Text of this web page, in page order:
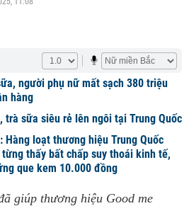
người phụ nữ mất sạch 380 triệu
hàng
sữa siêu rẻ lên ngôi tại Trung Quốc
loạt thương hiệu Trung Quốc
thấy bất chấp suy thoái kinh tế,
que kem 10.000 đồng
giúp thương hiệu Good me